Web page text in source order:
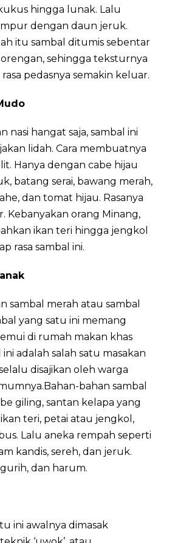
hingga lunak. Lalu
dengan daun jeruk.
itu sambal ditumis sebentar
sehingga teksturnya
pedasnya semakin keluar.
nasi hangat saja, sambal ini
lidah. Cara membuatnya
Hanya dengan cabe hijau
batang serai, bawang merah,
dan tomat hijau. Rasanya
Kebanyakan orang Minang,
ikan teri hingga jengkol
rasa sambal ini.
sambal merah atau sambal
yang satu ini memang
di rumah makan khas
ini adalah salah satu masakan
disajikan oleh warga
bahan sambal
giling, santan kelapa yang
teri, petai atau jengkol,
Lalu aneka rempah seperti
kandis, sereh, dan jeruk.
gurih, dan harum.
ini awalnya dimasak